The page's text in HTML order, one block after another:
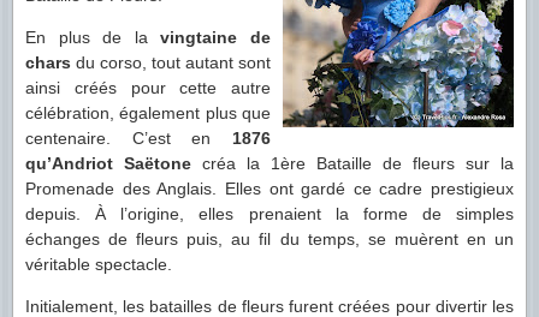
En plus de lavingtaine de
chars du corso, tout autant sont
ainsi créés pour cette autre
célébration, également plus que
centenaire. C’est en 1876
qu’Andriot Saëtone créa la 1ère Bataille de fleurs sur la
Promenade des Anglais. Elles ont gardé ce cadre prestigieux
depuis. À l’origine, elles prenaient la forme de simples
échanges de fleurs puis, au fil du temps, se muèrent en un
véritable spectacle.
Initialement, les batailles de fleurs furent créées pour divertir les